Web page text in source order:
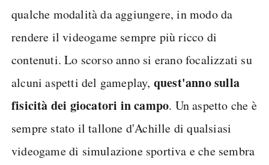
qualche modalità da aggiungere, in modo da
rendere il videogame sempre più ricco di
contenuti. Lo scorso anno si erano focalizzati su
alcuni aspetti del gameplay, quest'anno sulla
fisicità dei giocatori in campo. Un aspetto che è
sempre stato il tallone d'Achille di qualsiasi
videogame di simulazione sportiva e che sembra